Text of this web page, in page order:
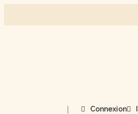
Connexion
|